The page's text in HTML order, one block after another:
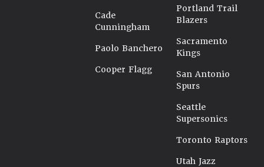
Cade
Cunningham
Paolo Banchero
Cooper Flagg
Portland Trail
Blazers
Sacramento
Kings
San Antonio
Spurs
Seattle
Supersonics
Toronto Raptors
Utah Jazz